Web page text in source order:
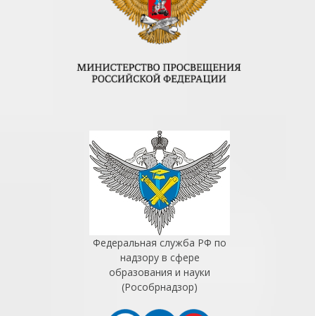
Федеральная служба РФ по
надзору в сфере
образования и науки
(Рособрнадзор)